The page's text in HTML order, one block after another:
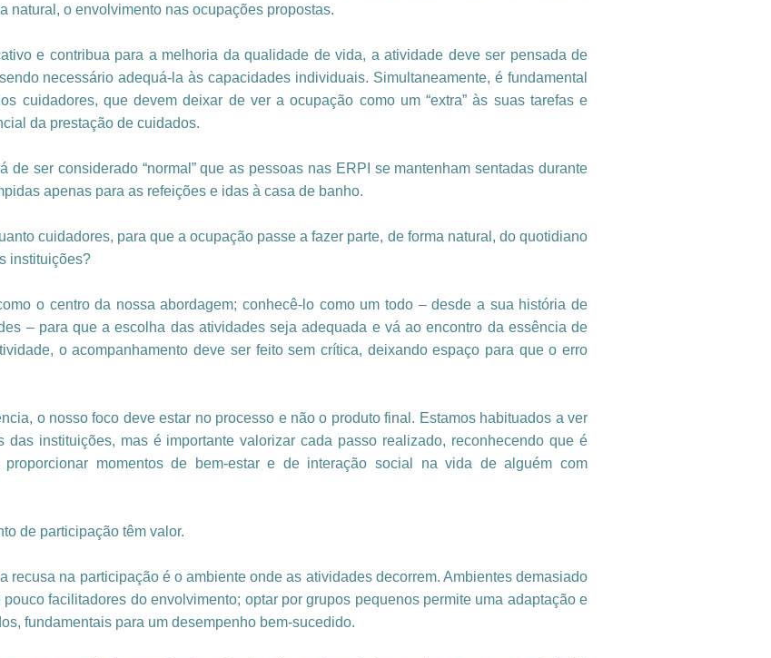
natural, o envolvimento nas ocupações propostas.
e contribua para a melhoria da qualidade de vida, a atividade deve ser pensada de
necessário adequá-la às capacidades individuais. Simultaneamente, é fundamental
cuidadores, que devem deixar de ver a ocupação como um “extra” às suas tarefas e
da prestação de cuidados.
de ser considerado “normal” que as pessoas nas ERPI se mantenham sentadas durante
apenas para as refeições e idas à casa de banho.
cuidadores, para que a ocupação passe a fazer parte, de forma natural, do quotidiano
instituições?
o centro da nossa abordagem; conhecê-lo como um todo – desde a sua história de
– para que a escolha das atividades seja adequada e vá ao encontro da essência de
o acompanhamento deve ser feito sem crítica, deixando espaço para que o erro
o nosso foco deve estar no processo e não o produto final. Estamos habituados a ver
das instituições, mas é importante valorizar cada passo realizado, reconhecendo que é
momentos de bem-estar e de interação social na vida de alguém com
de participação têm valor.
recusa na participação é o ambiente onde as atividades decorrem. Ambientes demasiado
facilitadores do envolvimento; optar por grupos pequenos permite uma adaptação e
fundamentais para um desempenho bem-sucedido.